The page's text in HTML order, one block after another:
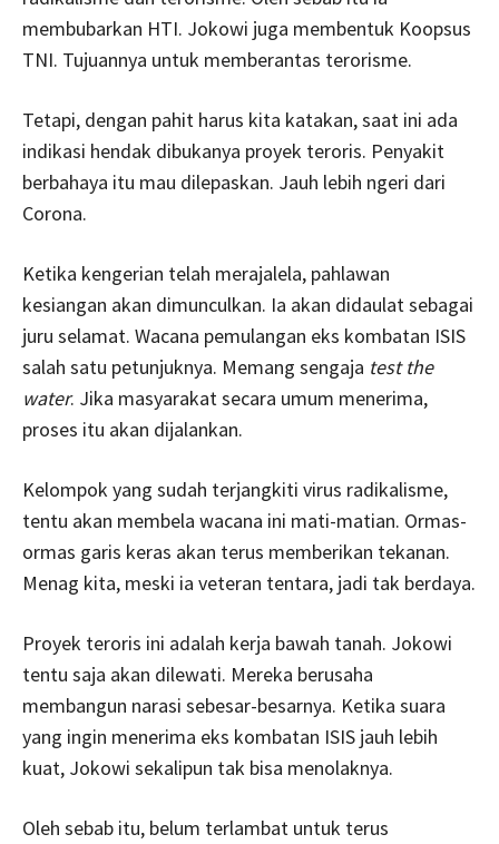
membubarkan HTI. Jokowi juga membentuk Koopsus
TNI. Tujuannya untuk memberantas terorisme.
Tetapi, dengan pahit harus kita katakan, saat ini ada
indikasi hendak dibukanya proyek teroris. Penyakit
berbahaya itu mau dilepaskan. Jauh lebih ngeri dari
Corona.
Ketika kengerian telah merajalela, pahlawan
kesiangan akan dimunculkan. Ia akan didaulat sebagai
juru selamat. Wacana pemulangan eks kombatan ISIS
salah satu petunjuknya. Memang sengaja test the
water. Jika masyarakat secara umum menerima,
proses itu akan dijalankan.
Kelompok yang sudah terjangkiti virus radikalisme,
tentu akan membela wacana ini mati-matian. Ormas-
ormas garis keras akan terus memberikan tekanan.
Menag kita, meski ia veteran tentara, jadi tak berdaya.
Proyek teroris ini adalah kerja bawah tanah. Jokowi
tentu saja akan dilewati. Mereka berusaha
membangun narasi sebesar-besarnya. Ketika suara
yang ingin menerima eks kombatan ISIS jauh lebih
kuat, Jokowi sekalipun tak bisa menolaknya.
Oleh sebab itu, belum terlambat untuk terus